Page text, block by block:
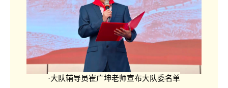
·大队辅导员崔广坤老师宣布大队委名单